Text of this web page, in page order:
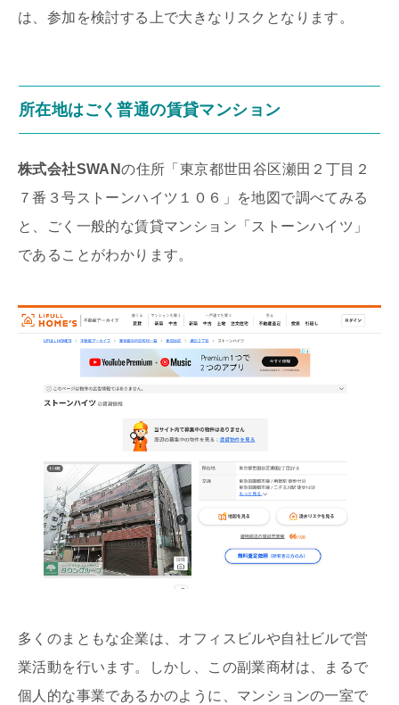
は、参加を検討する上で大きなリスクとなります。
所在地はごく普通の賃貸マンション
株式会社SWANの住所「東京都世田谷区瀬田２丁目２
７番３号ストーンハイツ１０６」を地図で調べてみる
と、ごく一般的な賃貸マンション「ストーンハイツ」
であることがわかります。
多くのまともな企業は、オフィスビルや自社ビルで営
業活動を行います。しかし、この副業商材は、まるで
個人的な事業であるかのように、マンションの一室で